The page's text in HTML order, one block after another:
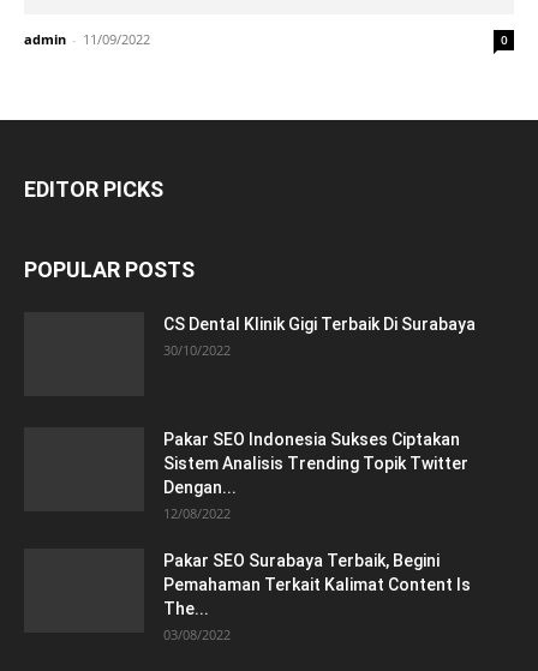
admin - 11/09/2022 0
EDITOR PICKS
POPULAR POSTS
CS Dental Klinik Gigi Terbaik Di Surabaya
30/10/2022
Pakar SEO Indonesia Sukses Ciptakan
Sistem Analisis Trending Topik Twitter
Dengan...
12/08/2022
Pakar SEO Surabaya Terbaik, Begini
Pemahaman Terkait Kalimat Content Is
The...
03/08/2022